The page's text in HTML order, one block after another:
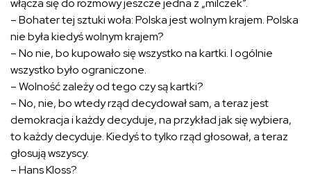
włącza się do rozmowy jeszcze jedna z „milczek”.
– Bohater tej sztuki woła: Polska jest wolnym krajem. Polska
nie była kiedyś wolnym krajem?
– No nie, bo kupowało się wszystko na kartki. I ogólnie
wszystko było ograniczone.
– Wolność zależy od tego czy są kartki?
– No, nie, bo wtedy rząd decydował sam, a teraz jest
demokracja i każdy decyduje, na przykład jak się wybiera,
to każdy decyduje. Kiedyś to tylko rząd głosował, a teraz
głosują wszyscy.
– Hans Kloss?